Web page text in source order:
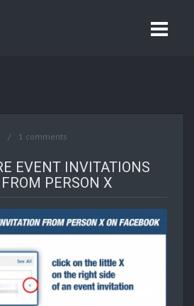
1 comments
EVENT INVITATIONS
PERSON X